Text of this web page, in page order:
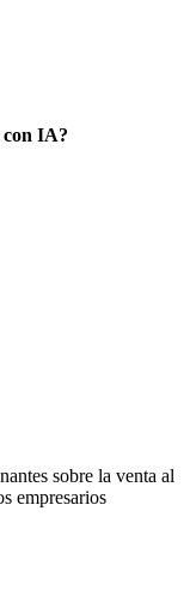
con IA?
sobre la venta al
empresarios